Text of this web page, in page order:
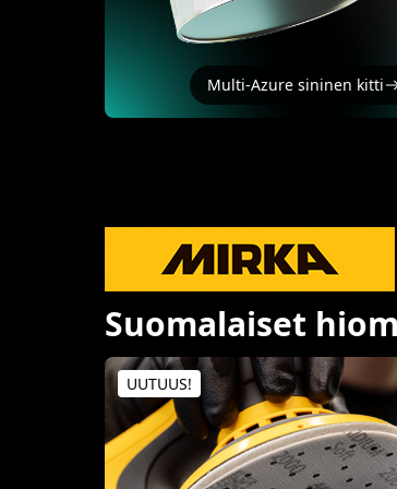
Multi-Azure sininen kitti
Suomalaiset
UUTUUS!